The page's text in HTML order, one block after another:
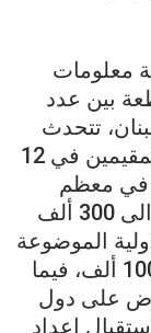
معلومات
بين عدد
تتحدث
عن ان ارقام اللاجئين الفلسطينيين المقيمين في 12
في معظم
المناطق اللبنانية، تتراوح ما بين 250 الى 300 ألف
الموضوعة
حول التوطين يتضمن ما بين 75 الى 100 ألف، فيما
على دول
اعداد